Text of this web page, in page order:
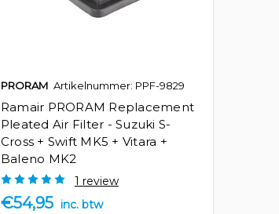
PRORAM Artikelnummer: PPF-9829
Ramair PRORAM Replacement
Pleated Air Filter - Suzuki S-
Cross + Swift MK5 + Vitara +
Baleno MK2
1 review
€54,95 inc. btw